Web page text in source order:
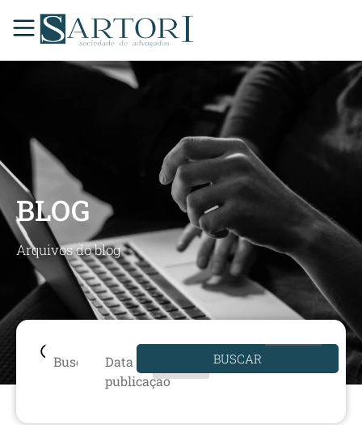
BLOG
Arquivos do blog
Data de
publicação
BUSCAR